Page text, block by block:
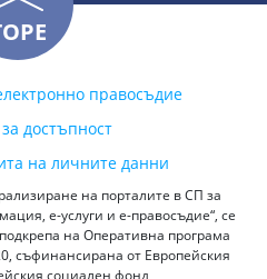
правосъдие
достъпност
на личните данни
на порталите в СП за
е-услуги и е-правосъдие“, се
на Оперативна програма
съфинансирана от Европейския
социален фонд